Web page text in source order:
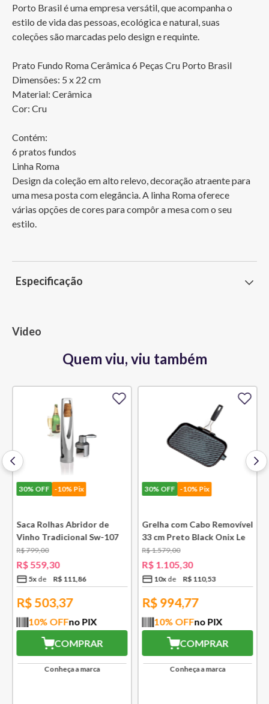
Porto Brasil é uma empresa versátil, que acompanha o
estilo de vida das pessoas, ecológica e natural, suas
coleções são marcadas pelo design e requinte.
Prato Fundo Roma Cerâmica 6 Peças Cru Porto Brasil
Dimensões: 5 x 22 cm
Material: Cerâmica
Cor: Cru
Contém:
6 pratos fundos
Linha Roma
Design da coleção em alto relevo, decoração atraente para
uma mesa posta com elegância. A linha Roma oferece
várias opções de cores para compôr a mesa com o seu
estilo.
Especificação
Video
Quem viu, viu também
30% OFF -10% Pix
Saca Rolhas Abridor de
Vinho Tradicional Sw-107
Ply Le Creuset
R$799,00
R$559,30
5x R$111,86
R$503,37
10% OFFno PIX
COMPRAR
Conheça a marca
30% OFF -10% Pix
Grelha com Cabo Removível
33 cm Preto Black Onix Le
Creuset
R$1.579,00
R$ 1.105,30
10x R$110,53
R$ 994,77
10% OFFno PIX
COMPRAR
Conheça a marca